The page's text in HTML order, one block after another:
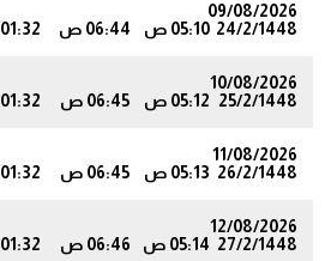
09/08/2026
24/2/1448 05:10 ص 06:44 ص 01:32 م
10/08/2026
25/2/1448 05:12 ص 06:45 ص 01:32 م
11/08/2026
26/2/1448 05:13 ص 06:45 ص 01:32 م
12/08/2026
27/2/1448 05:14 ص 06:46 ص 01:32 م